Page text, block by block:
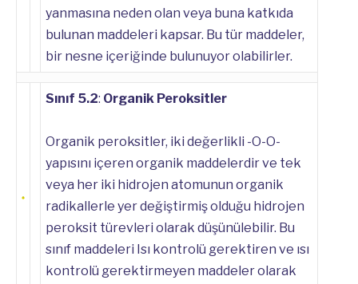
yanmasına neden olan veya buna katkıda
bulunan maddeleri kapsar. Bu tür maddeler,
bir nesne içeriğinde bulunuyor olabilirler.
Sınıf 5.2: Organik Peroksitler
Organik peroksitler, iki değerlikli -O-O-
yapısını içeren organik maddelerdir ve tek
veya her iki hidrojen atomunun organik
radikallerle yer değiştirmiş olduğu hidrojen
peroksit türevleri olarak düşünülebilir. Bu
sınıf maddeleri Isı kontrolü gerektiren ve ısı
kontrolü gerektirmeyen maddeler olarak